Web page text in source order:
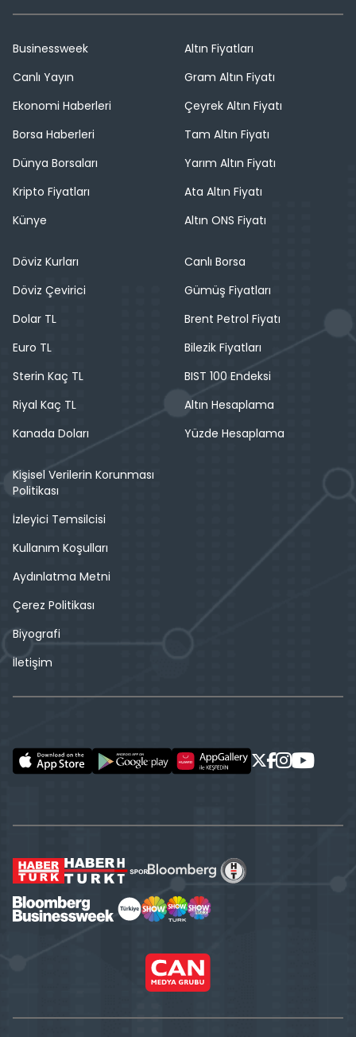
Businessweek
Canlı Yayın
Ekonomi Haberleri
Borsa Haberleri
Dünya Borsaları
Kripto Fiyatları
Künye
Altın Fiyatları
Gram Altın Fiyatı
Çeyrek Altın Fiyatı
Tam Altın Fiyatı
Yarım Altın Fiyatı
Ata Altın Fiyatı
Altın ONS Fiyatı
Döviz Kurları
Döviz Çevirici
Dolar TL
Euro TL
Sterin Kaç TL
Riyal Kaç TL
Kanada Doları
Canlı Borsa
Gümüş Fiyatları
Brent Petrol Fiyatı
Bilezik Fiyatları
BIST 100 Endeksi
Altın Hesaplama
Yüzde Hesaplama
Kişisel Verilerin Korunması
Politikası
İzleyici Temsilcisi
Kullanım Koşulları
Aydınlatma Metni
Çerez Politikası
Biyografi
İletişim